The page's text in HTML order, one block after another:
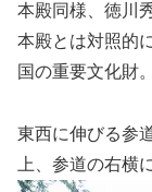
本殿同様、徳川
本殿とは対照的
国の重要文化財。
東西に伸びる参
上、参道の右横